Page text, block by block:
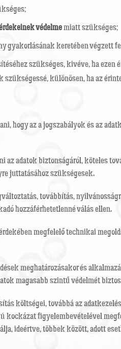
védelmemiatt szükséges;
gyakorlásának keretében végzett
szükséges, kivéve, ha
szükségessé, különösen, ha az
hogy az a jogszabályok és az
adatok biztonságáról, köteles
juttatásához szükségesek.
továbbítás,
hozzáférhetetlenné válás ellen.
megfelelő technikai
meghatározásakor és
magasabb szintű védelmét
költségei, továbbá az
kockázat figyelembevételével
ideértve, többek között, adott